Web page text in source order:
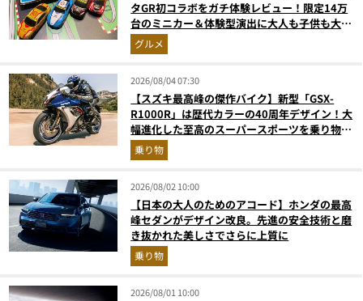
タGR初コラボをガチ体験レビュー！限定14万
台のミニカー＆体験型演出に大人も子供も大興
奮間違いなし
グルメ
2026/08/04 07:30
【スズキ最高峰の傑作バイク】新型「GSX-
R1000R」は歴代カラーの40周年デザイン！大
幅進化した至高のスーパースポーツを乗り物ラ
イターが解説
乗り物
2026/08/02 10:00
【日本の大人のためのアコード】ホンダの最高
峰セダンがデザイン改良。先進の安全技術と磨
き抜かれた美しさでさらに上質に
乗り物
2026/08/01 10:00